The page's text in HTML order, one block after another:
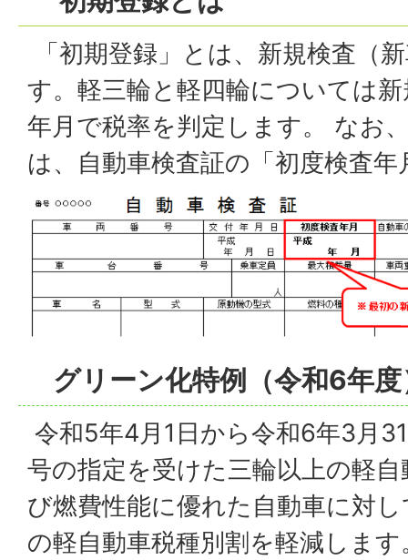
「初期登録」とは、新規検査（
す。軽三輪と軽四輪については
年月で税率を判定します。 なお
は、自動車検査証の「初度検査
グリーン化特例（令和6年度
令和5年4月1日から令和6年3月
号の指定を受けた三輪以上の軽
び燃費性能に優れた自動車に対
の軽自動車税種別割を軽減しま